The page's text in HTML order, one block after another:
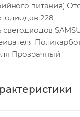
питания)
228
Прозрачный